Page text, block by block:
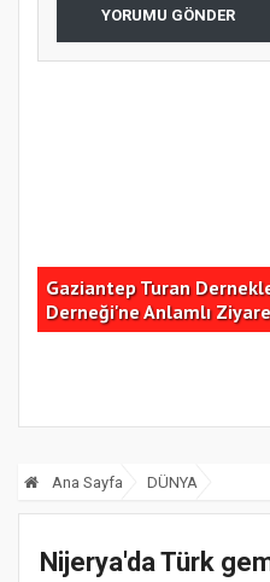
YORUMU GÖNDER
Gaziantep Turan
Derneği'ne Anlamlı
Ana Sayfa DÜNYA
Nijerya'da Türk